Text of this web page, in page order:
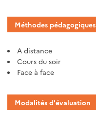
Méthodes pédagogiques
A distance
Cours du soir
Face à face
Modalités d'évaluation